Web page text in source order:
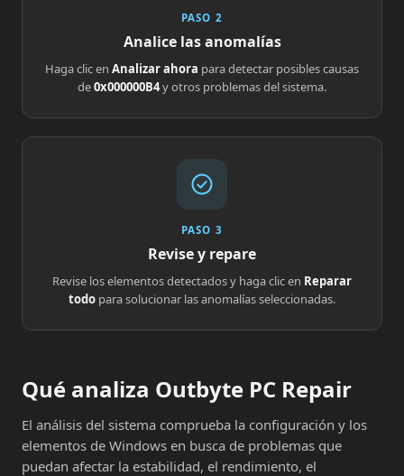
PASO 2
Analice las anomalías
Haga clic en Analizar ahora para detectar posibles causas
de0x000000B4y otros problemas del sistema.
PASO 3
Revise y repare
Revise los elementos detectados y haga clic en Reparar
todo para solucionar las anomalías seleccionadas.
Qué analiza Outbyte PC Repair
El análisis del sistema comprueba la configuración y los
elementos de Windows en busca de problemas que
puedan afectar la estabilidad, el rendimiento, el